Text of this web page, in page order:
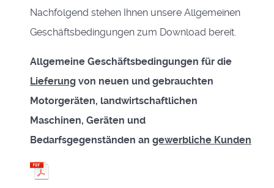
Nachfolgend stehen Ihnen unsere Allgemeinen
Geschäftsbedingungen zum Download bereit.
Allgemeine Geschäftsbedingungen für die
Lieferung von neuen und gebrauchten
Motorgeräten, landwirtschaftlichen
Maschinen, Geräten und
Bedarfsgegenständen an gewerbliche Kunden